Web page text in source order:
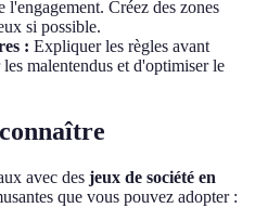
l'engagement. Créez des zones
si possible.
: Expliquer les règles avant
malentendus et d'optimiser le
avec des jeux de société en
que vous pouvez adopter :